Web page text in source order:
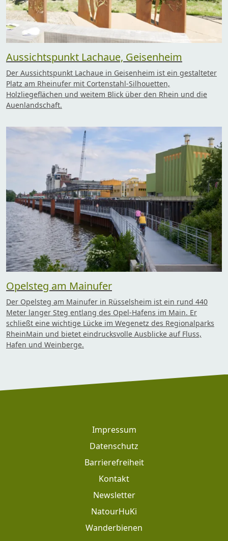
Aussichtspunkt Lachaue, Geisenheim
Der Aussichtspunkt Lachaue in Geisenheim ist ein gestalteter
Platz am Rheinufer mit Cortenstahl-Silhouetten,
Holzliegeflächen und weitem Blick über den Rhein und die
Auenlandschaft.
Opelsteg am Mainufer
Der Opelsteg am Mainufer in Rüsselsheim ist ein rund 440
Meter langer Steg entlang des Opel-Hafens im Main. Er
schließt eine wichtige Lücke im Wegenetz des Regionalparks
RheinMain und bietet eindrucksvolle Ausblicke auf Fluss,
Hafen und Weinberge.
Footer: Meta Navigation
Impressum
Datenschutz
Barrierefreiheit
Kontakt
Newsletter
NatourHuKi
Wanderbienen